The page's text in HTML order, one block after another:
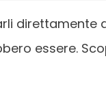
essere.